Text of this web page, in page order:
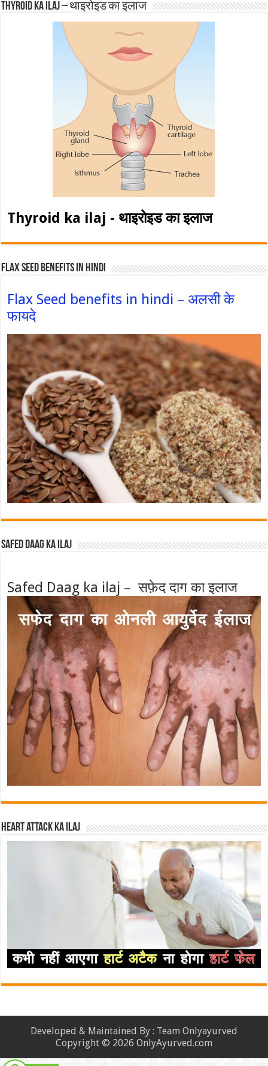
Thyroid ka ilaj – थाइरोइड का इलाज
Thyroid ka ilaj - थाइरोइड का इलाज
Flax Seed Benefits in hindi
Flax Seed benefits in hindi – अलसी के
फायदे
Safed Daag ka ilaj
Safed Daag ka ilaj – सफ़ेद दाग का इलाज
Heart attack ka ilaj
Developed & Maintained By : Team Onlyayurved
Copyright © 2026 OnlyAyurved.com